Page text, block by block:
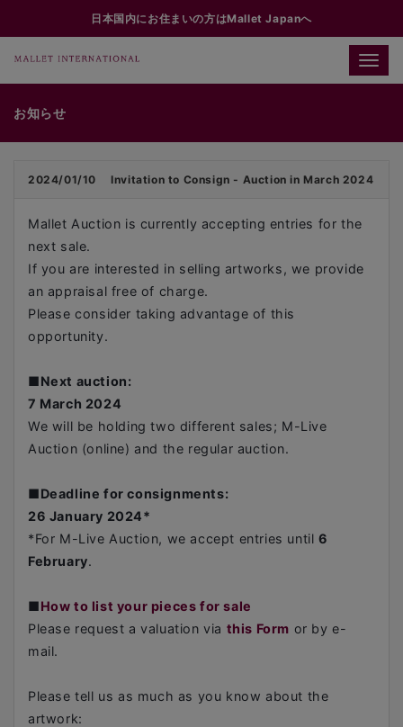
日本国内にお住まいの方はMallet Japanへ
Toggle
お知らせ
2024/01/10 Invitation to Consign - Auction in March 2024
Mallet Auction is currently accepting entries for the
next sale.
If you are interested in selling artworks, we provide
an appraisal free of charge.
Please consider taking advantage of this
opportunity.
■Next auction:
7 March 2024
We will be holding two different sales; M-Live
Auction (online) and the regular auction.
■Deadline for consignments:
26 January 2024*
*For M-Live Auction, we accept entries until 6
February.
■How to list your pieces for sale
Please request a valuation via this Form or by e-
mail.
Please tell us as much as you know about the
artwork: